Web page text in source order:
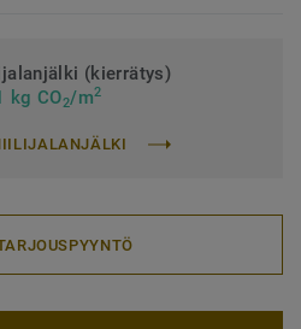
(kierrätys)
kg CO2/m2